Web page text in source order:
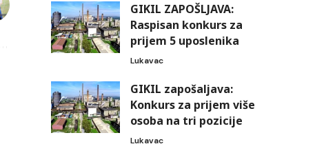
GIKIL ZAPOŠLJAVA:
Raspisan konkurs za
prijem 5 uposlenika
Lukavac
GIKIL zapošaljava:
Konkurs za prijem više
osoba na tri pozicije
Lukavac